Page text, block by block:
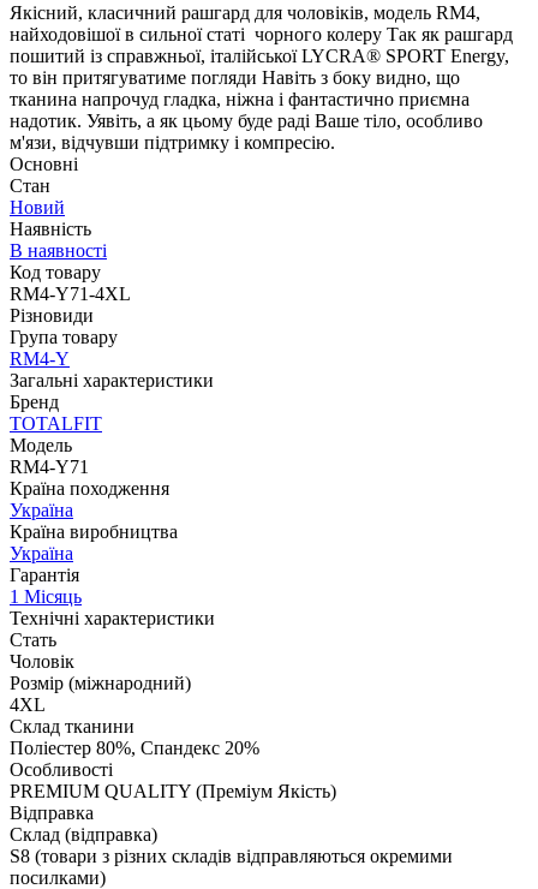
Якісний, класичний рашгард для чоловіків, модель RM4,
найходовішої в сильної статі чорного колеру Так як рашгард
пошитий із справжньої, італійської LYCRA® SPORT Energy,
то він притягуватиме погляди Навіть з боку видно, що
тканина напрочуд гладка, ніжна і фантастично приємна
надотик. Уявіть, а як цьому буде раді Ваше тіло, особливо
м'язи, відчувши підтримку і компресію.
Основні
Стан
Новий
Наявність
В наявності
Код товару
RM4-Y71-4XL
Різновиди
Група товару
RM4-Y
Загальні характеристики
Бренд
TOTALFIT
Модель
RM4-Y71
Країна походження
Україна
Країна виробництва
Україна
Гарантія
1 Місяць
Технічні характеристики
Стать
Чоловік
Розмір (міжнародний)
4XL
Склад тканини
Поліестер 80%, Спандекс 20%
Особливості
PREMIUM QUALITY (Преміум Якість)
Відправка
Склад (відправка)
S8 (товари з різних складів відправляються окремими
посилками)